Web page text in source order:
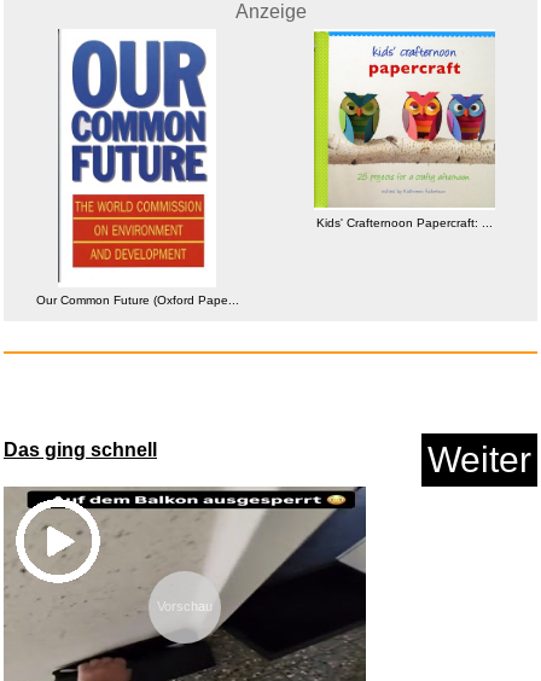
Kids' Crafternoon Papercraft: ...
Anzeige
Our Common Future (Oxford Pape...
Kids' Crafternoon Papercraft: ...
Das ging schnell Weiter
Vorschau